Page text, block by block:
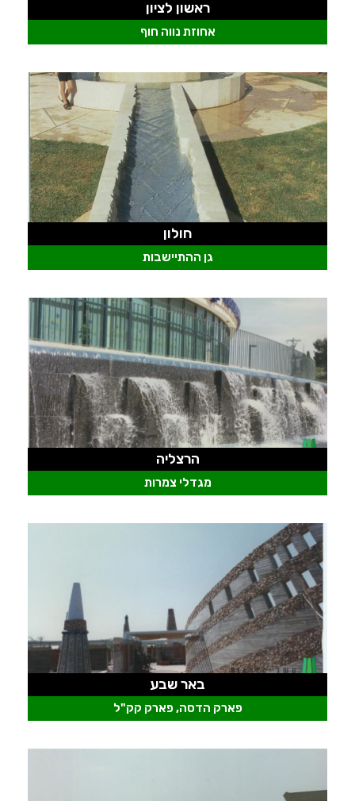
אחוזת נווה חוף
ראשון לציון
גן ההתיישבות
חולון
מגדלי צמרות
הרצליה
פארק הדסה, פארק קק"ל
באר שבע